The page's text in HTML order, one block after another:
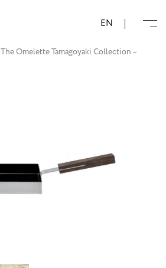
EN
The Omelette Tamagoyaki Collection –